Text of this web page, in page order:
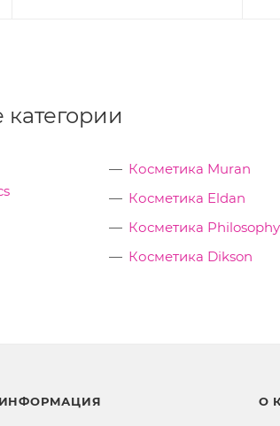
Косметика Muran
Косметика Eldan
Косметика Philosophy
Косметика Dikson
ИНФОРМАЦИЯ О